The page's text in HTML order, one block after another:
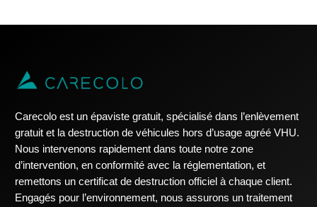
Carecolo est un épaviste gratuit, spécialisé dans l’enlèvement
gratuit et la destruction de véhicules hors d’usage agréé VHU.
Nous intervenons rapidement dans toute notre zone
d’intervention, en conformité avec la réglementation, et
remettons un certificat de destruction officiel à chaque client.
Engagés pour l’environnement, nous assurons un traitement